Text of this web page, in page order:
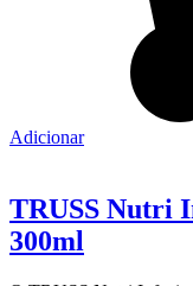
Adicionar
TRUSS Nutri
300ml